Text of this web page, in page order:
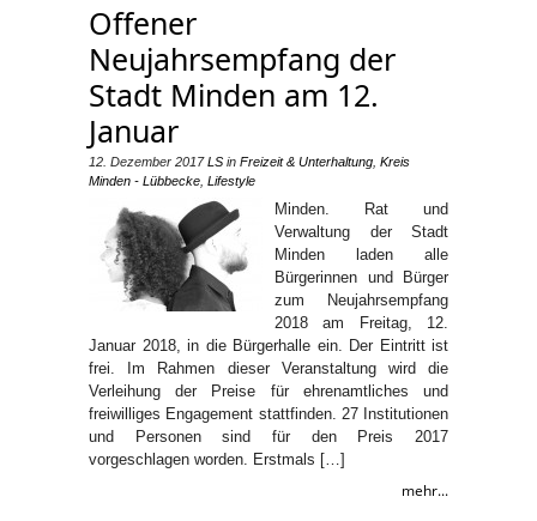
Offener
Neujahrsempfang der
Stadt Minden am 12.
Januar
12. Dezember 2017 LS in Freizeit & Unterhaltung Kreis
Minden - Lübbecke Lifestyle
Minden. Rat und
Verwaltung der Stadt
Minden laden alle
Bürgerinnen und Bürger
zum Neujahrsempfang
2018 am Freitag, 12.
Januar 2018, in die Bürgerhalle ein. Der Eintritt ist
frei. Im Rahmen dieser Veranstaltung wird die
Verleihung der Preise für ehrenamtliches und
freiwilliges Engagement stattfinden. 27 Institutionen
und Personen sind für den Preis 2017
vorgeschlagen worden. Erstmals […]
mehr...